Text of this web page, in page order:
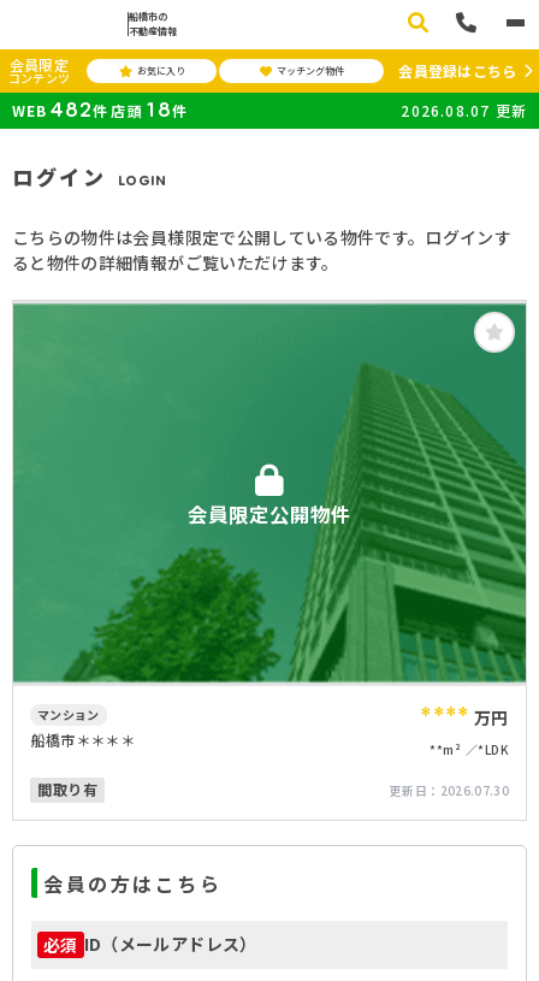
船橋市の
不動産情報
会員限定
コンテンツ お気に入り マッチング物件
会員登録はこちら
WEB 482件 店頭 18件 2026.08.07 更新
ログイン LOGIN
こちらの物件は会員様限定で公開している物件です。ログインす
ると物件の詳細情報がご覧いただけます。
会員限定公開物件
マンション
船橋市＊＊＊＊ **** 万円
**m² *LDK
間取り有 更新日： 2026.07.30
会員の方はこちら
必須 ID（メールアドレス）